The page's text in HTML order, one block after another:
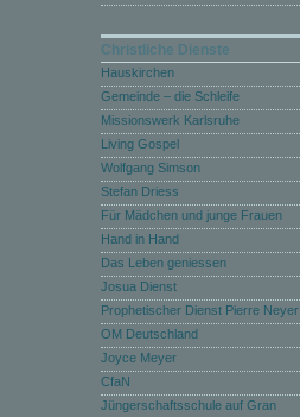
Christliche Dienste
Hauskirchen
Gemeinde – die Schleife
Missionswerk Karlsruhe
Living Gospel
Wolfgang Simson
Stefan Driess
Für Mädchen und junge Frauen
Hand in Hand
Das Leben geniessen
Josua Dienst
Prophetischer Dienst Pierre Neyer
OM Deutschland
Joyce Meyer
CfaN
Jüngerschaftsschule auf Gran